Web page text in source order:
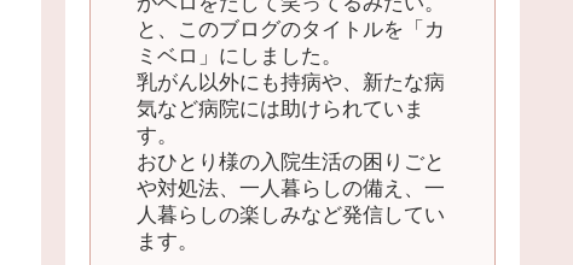
と、このブログのタイトルを「カ
ミベロ」にしました。
乳がん以外にも持病や、新たな病
気など病院には助けられていま
す。
おひとり様の入院生活の困りごと
や対処法、一人暮らしの備え、一
人暮らしの楽しみなど発信してい
ます。